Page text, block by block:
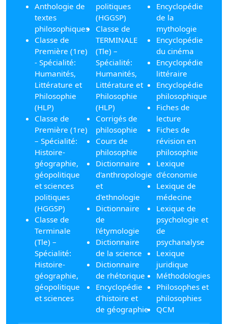
Anthologie de
textes
philosophiques
Classe de
Première (1re)
- Spécialité:
Humanités,
Littérature et
Philosophie
(HLP)
Classe de
Première (1re)
– Spécialité:
Histoire-
géographie,
géopolitique
et sciences
politiques
(HGGSP)
Classe de
Terminale
(Tle) –
Spécialité:
Histoire-
géographie,
géopolitique
et sciences
politiques
(HGGSP)
Classe de
TERMINALE
(Tle) –
Spécialité:
Humanités,
Littérature et
Philosophie
(HLP)
Corrigés de
philosophie
Cours de
philosophie
Dictionnaire
d'anthropologie
et
d'ethnologie
Dictionnaire
de
l'étymologie
Dictionnaire
de la science
Dictionnaire
de rhétorique
Encyclopédie
d'histoire et
de géographie
Encyclopédie
de la
mythologie
Encyclopédie
du cinéma
Encyclopédie
littéraire
Encyclopédie
philosophique
Fiches de
lecture
Fiches de
révision en
philosophie
Lexique
d'économie
Lexique de
médecine
Lexique de
psychologie et
de
psychanalyse
Lexique
juridique
Méthodologies
Philosophes et
philosophies
QCM